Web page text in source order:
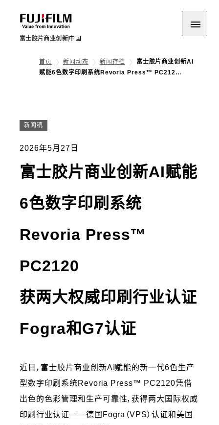
富士胶片商业创新 中国
首页 新闻动态 新闻存档
富士胶片商业创新AI
赋能6色数字印刷系统Revoria Press™ PC212…
新闻稿
2026年5月27日
富士胶片商业创新AI赋能
6色数字印刷系统
Revoria Press™
PC2120
获两大权威印刷行业认证
Fogra和G7认证
近日，富士胶片商业创新AI赋能的新一代6色生产
型数字印刷系统Revoria Press™ PC2120凭借
出色的色彩管理和生产可靠性，获得两大国际权威
印刷行业认证——德国Fogra（VPS）认证和美国